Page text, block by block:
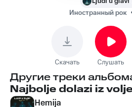
Иностранный рок
Скачать Слушать
Другие треки
Najbolje dolazi iz
Hemija